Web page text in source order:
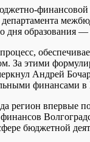
финансовой
департамента
дня образования
За этими
Андрей
финансами
регион впервые
бюджетной